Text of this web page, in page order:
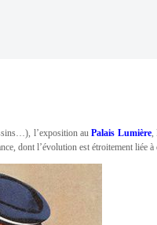
l’exposition auPalais Lumière,
dont l’évolution est étroitement liée à